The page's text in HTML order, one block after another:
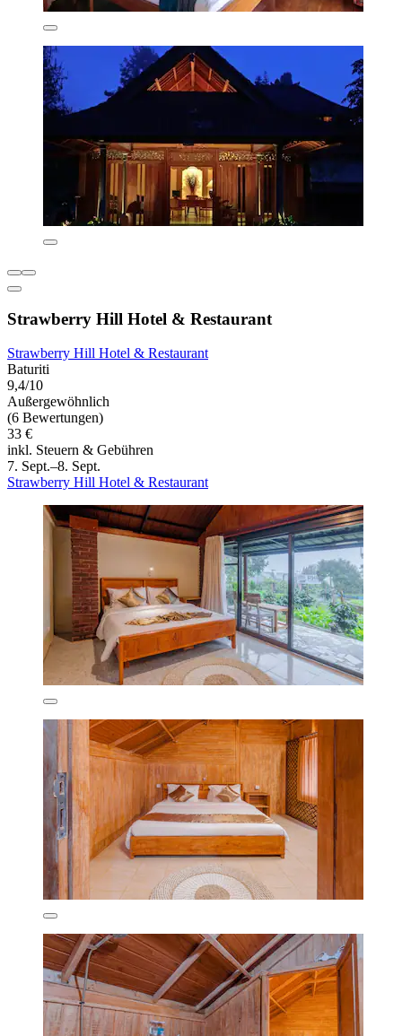
Strawberry Hill Hotel & Restaurant
Strawberry Hill Hotel & Restaurant
Baturiti
9,4/10
Außergewöhnlich
(6 Bewertungen)
33 €
inkl. Steuern & Gebühren
7. Sept.–8. Sept.
Strawberry Hill Hotel & Restaurant